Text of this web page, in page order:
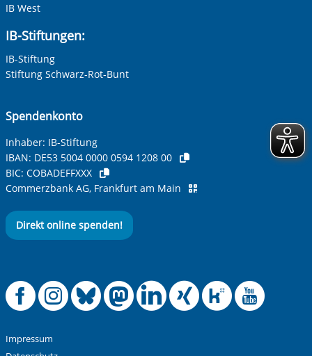
IB West
IB-Stiftungen:
IB-Stiftung
Stiftung Schwarz-Rot-Bunt
Spendenkonto
Inhaber: IB-Stiftung
IBAN: DE53 5004 0000 0594 1208 00
BIC: COBADEFFXXX
Commerzbank AG, Frankfurt am Main
Direkt online spenden!
Offizielle
Offizielle
Offizielle
Offizielle
Offizielle
Impressum